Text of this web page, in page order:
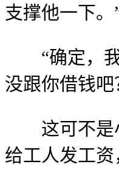
支撑他一下。”
“确定，我
没跟你借钱吧
这可不是小
给工人发工资